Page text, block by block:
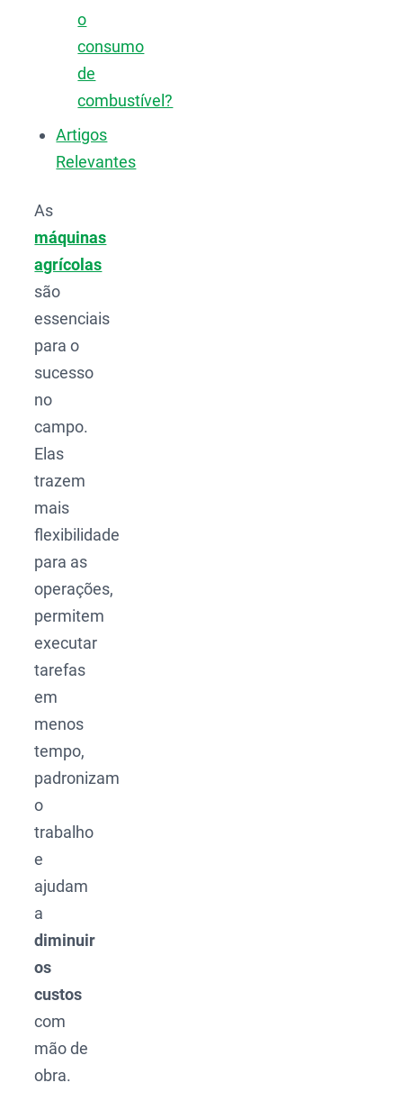
o
consumo
de
combustível?
Artigos
Relevantes
As
máquinas
agrícolas
são
essenciais
para o
sucesso
no
campo.
Elas
trazem
mais
flexibilidade
para as
operações,
permitem
executar
tarefas
em
menos
tempo,
padronizam
o
trabalho
e
ajudam
a
diminuir
os
custos
com
mão de
obra.